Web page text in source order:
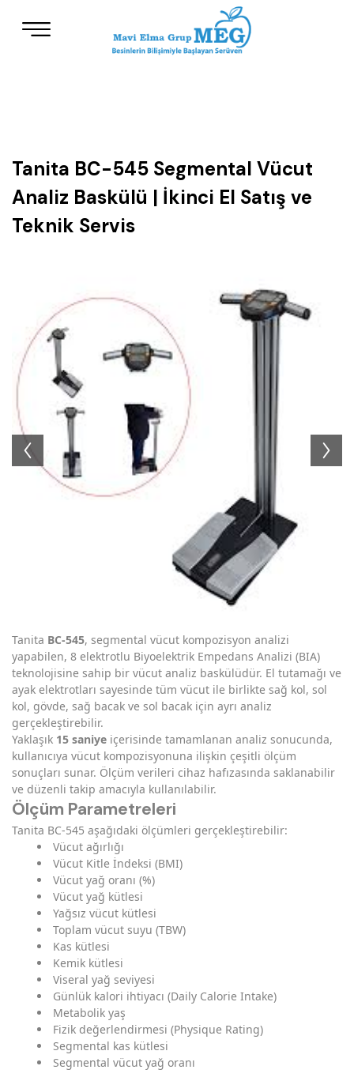
Tanita BC-545 Segmental Vücut
Analiz Baskülü | İkinci El Satış ve
Teknik Servis
Tanita BC-545, segmental vücut kompozisyon analizi
yapabilen, 8 elektrotlu Biyoelektrik Empedans Analizi (BIA)
teknolojisine sahip bir vücut analiz baskülüdür. El tutamağı ve
ayak elektrotları sayesinde tüm vücut ile birlikte sağ kol, sol
kol, gövde, sağ bacak ve sol bacak için ayrı analiz
gerçekleştirebilir.
Yaklaşık 15 saniye içerisinde tamamlanan analiz sonucunda,
kullanıcıya vücut kompozisyonuna ilişkin çeşitli ölçüm
sonuçları sunar. Ölçüm verileri cihaz hafızasında saklanabilir
ve düzenli takip amacıyla kullanılabilir.
Ölçüm Parametreleri
Tanita BC-545 aşağıdaki ölçümleri gerçekleştirebilir:
Vücut ağırlığı
Vücut Kitle İndeksi (BMI)
Vücut yağ oranı (%)
Vücut yağ kütlesi
Yağsız vücut kütlesi
Toplam vücut suyu (TBW)
Kas kütlesi
Kemik kütlesi
Viseral yağ seviyesi
Günlük kalori ihtiyacı (Daily Calorie Intake)
Metabolik yaş
Fizik değerlendirmesi (Physique Rating)
Segmental kas kütlesi
Segmental vücut yağ oranı